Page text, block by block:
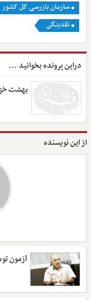
سازمان بازرسی کل کشور
نقدینگی
دراین پرونده بخوانید ...
بهشت
از این نویسنده
آزمون